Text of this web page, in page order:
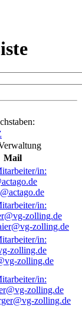
Mail
zolling.de
zolling.de
zolling.de